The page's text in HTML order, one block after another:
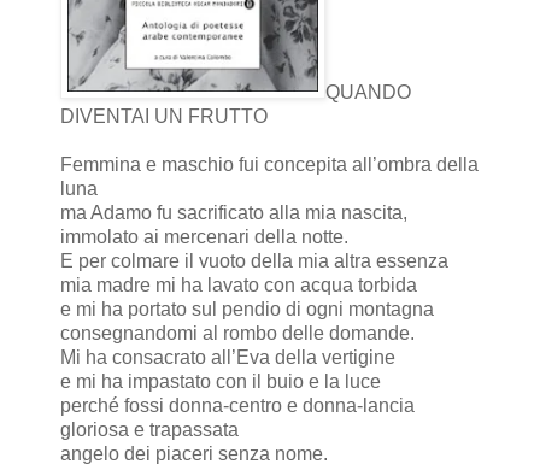
QUANDO
DIVENTAI UN FRUTTO
Femmina e maschio fui concepita all’ombra della
luna
ma Adamo fu sacrificato alla mia nascita,
immolato ai mercenari della notte.
E per colmare il vuoto della mia altra essenza
mia madre mi ha lavato con acqua torbida
e mi ha portato sul pendio di ogni montagna
consegnandomi al rombo delle domande.
Mi ha consacrato all’Eva della vertigine
e mi ha impastato con il buio e la luce
perché fossi donna-centro e donna-lancia
gloriosa e trapassata
angelo dei piaceri senza nome.